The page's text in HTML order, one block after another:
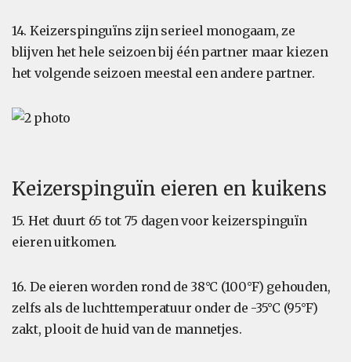
14. Keizerspinguïns zijn serieel monogaam, ze
blijven het hele seizoen bij één partner maar kiezen
het volgende seizoen meestal een andere partner.
Keizerspinguïn eieren en kuikens
15. Het duurt 65 tot 75 dagen voor keizerspinguïn
eieren uitkomen.
16. De eieren worden rond de 38°C (100°F) gehouden,
zelfs als de luchttemperatuur onder de -35°C (95°F)
zakt, plooit de huid van de mannetjes.